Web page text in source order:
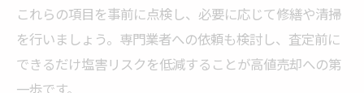
これらの項目を事前に点検し、必要に応じて修繕や清掃
を行いましょう。専門業者への依頼も検討し、査定前に
できるだけ塩害リスクを低減することが高値売却への第
一歩です。